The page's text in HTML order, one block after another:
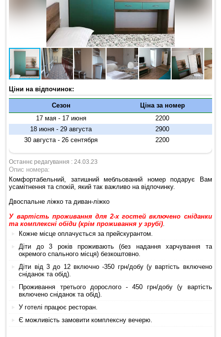
Ціни на відпочинок:
Сезон
Ціна за номер
17 мая - 17 июня
2200
18 июня - 29 августа
2900
30 августа - 26 сентября
2200
Останнє редагування : 24.03.23
Опис номера:
Комфортабельний, затишний мебльований номер подарує Вам
усамітнення та спокій, який так важливо на відпочинку.
Двоспальне ліжко та диван-ліжко
У вартість проживання для 2-х гостей включено сніданки
та комплексні обіди (крім проживання у зрубі)
Кожне місце оплачується за прейскурантом.
Діти до 3 років проживають (без надання харчування та
окремого спального місця) безкоштовно.
Діти від 3 до 12 включно -350 грн/добу (у вартість включено
сніданок та обід).
Проживання третього дорослого - 450 грн/добу (у вартість
включено сніданок та обід).
У готелі працює ресторан.
Є можливість замовити комплексну вечерю.